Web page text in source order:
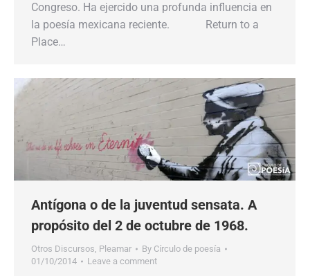
Congreso. Ha ejercido una profunda influencia en
la poesía mexicana reciente. Return to a
Place…
Antígona o de la juventud sensata. A
propósito del 2 de octubre de 1968.
Otros Discursos, Pleamar By Círculo de poesía
01/10/2014
Leave a comment